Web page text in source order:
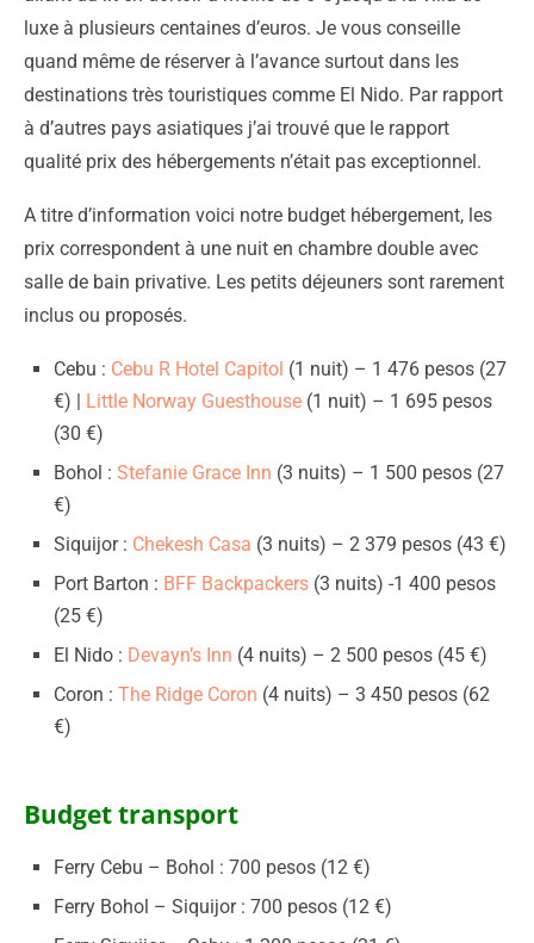
luxe à plusieurs centaines d’euros. Je vous conseille
quand même de réserver à l’avance surtout dans les
destinations très touristiques comme El Nido. Par rapport
à d’autres pays asiatiques j’ai trouvé que le rapport
qualité prix des hébergements n’était pas exceptionnel.
A titre d’information voici notre budget hébergement, les
prix correspondent à une nuit en chambre double avec
salle de bain privative. Les petits déjeuners sont rarement
inclus ou proposés.
Cebu : Cebu R Hotel Capitol (1 nuit) – 1 476 pesos (27
€) | Little Norway Guesthouse (1 nuit) – 1 695 pesos
(30 €)
Bohol : Stefanie Grace Inn (3 nuits) – 1 500 pesos (27
€)
Siquijor : Chekesh Casa (3 nuits) – 2 379 pesos (43 €)
Port Barton : BFF Backpackers (3 nuits) -1 400 pesos
(25 €)
El Nido : Devayn’s Inn (4 nuits) – 2 500 pesos (45 €)
Coron : The Ridge Coron (4 nuits) – 3 450 pesos (62
€)
Budget transport
Ferry Cebu – Bohol : 700 pesos (12 €)
Ferry Bohol – Siquijor : 700 pesos (12 €)